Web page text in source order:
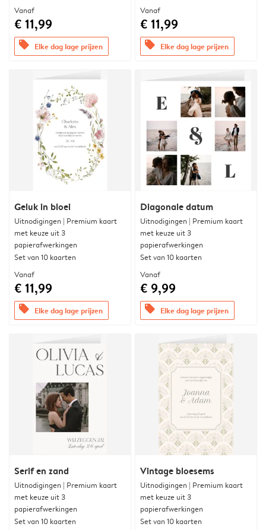
Vanaf
€ 11,99
offers Elke dag lage prijzen
Vanaf
€ 11,99
offers Elke dag lage prijzen
Geluk in bloei
Uitnodigingen | Premium kaart
met keuze uit 3
papierafwerkingen
Set van 10 kaarten
Vanaf
€ 11,99
offers Elke dag lage prijzen
Diagonale datum
Uitnodigingen | Premium kaart
met keuze uit 3
papierafwerkingen
Set van 10 kaarten
Vanaf
€ 9,99
offers Elke dag lage prijzen
Serif en zand
Uitnodigingen | Premium kaart
met keuze uit 3
papierafwerkingen
Set van 10 kaarten
Vintage bloesems
Uitnodigingen | Premium kaart
met keuze uit 3
papierafwerkingen
Set van 10 kaarten